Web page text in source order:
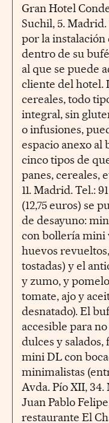
Gran Hotel
Suchil, 5. Madrid.
por la
dentro de su
al que se puede
cliente del hotel.
cereales, todo
integral, sin
o infusiones,
espacio anexo al
cinco tipos de
panes, cereales,
11. Madrid. Tel.:
(12,75 euros) se
de desayuno:
con bollería mini
huevos
tostadas) y el
y zumo, y
tomate, ajo y
desnatado). El
accesible para
dulces y
mini DL con
minimalistas
Avda. Pío XII, 34.
Juan Pablo
restaurante El